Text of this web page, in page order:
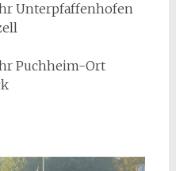
Unterpfaffenhofen
Puchheim-Ort